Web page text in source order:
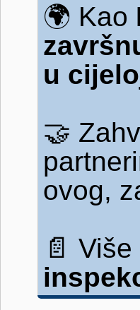
🌍 Kao
u
🤝
ovog,
📄 Više